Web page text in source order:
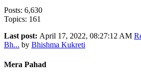
Posts: 6,630
Topics: 161
Last post: April 17, 2022, 08:27:12 AM
Bh... by Bhishma Kukreti
Mera Pahad